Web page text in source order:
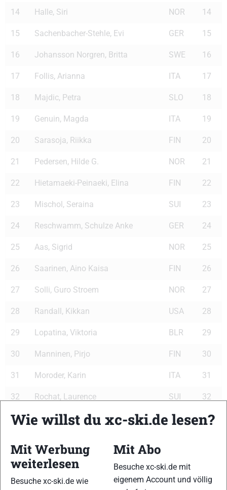
14 Halle, Siri NOR 14
15 Sachenbacher-Stehle, Evi GER 15
16 Johansson Norgren, Britta SWE 16
17 Follis, Arianna ITA 17
18 Majdic, Petra SLO 18
19 Genuin, Magda ITA 19
20 Sarasoja, Riikka FIN 20
21 Pedersen, Hilde G. NOR 21
22 Hietamaeki-Peinaeki, Elina FIN 22
23 Mischol, Seraina SUI 23
24 Reschwamm, Schulze Anke GER 24
25 Aas, Sigrid NOR 25
26 Saarinen, Aino Kaisa FIN 26
27 Solli, Guro Stroem NOR 27
28 Randall, Kikkan USA 28
29 Lopatina, Viktoria BLR 29
30 Manninen, Pirjo FIN 30
31 Moroder, Karin ITA 31
32 Rochat, Laurence SUI 32
33 Natsumi, Madoka JPN 33
35 Stroemstedt, Anna Karin
36 Fukuda, Nobuko JPN 36
Wie willst du xc-ski.de lesen?
Mit Werbung
weiterlesen
Besuche xc-ski.de wie
Mit Abo
Besuche xc-ski.de mit
eigenem Account und völlig